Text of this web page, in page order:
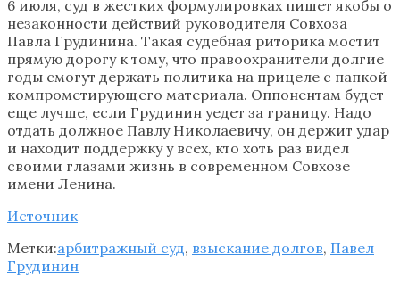
6 июля, суд в жестких формулировках пишет якобы о
незаконности действий руководителя Совхоза
Павла Грудинина. Такая судебная риторика мостит
прямую дорогу к тому, что правоохранители долгие
годы смогут держать политика на прицеле с папкой
компрометирующего материала. Оппонентам будет
еще лучше, если Грудинин уедет за границу. Надо
отдать должное Павлу Николаевичу, он держит удар
и находит поддержку у всех, кто хоть раз видел
своими глазами жизнь в современном Совхозе
имени Ленина.
Источник
Метки:арбитражный суд, взыскание долгов, Павел
Грудинин